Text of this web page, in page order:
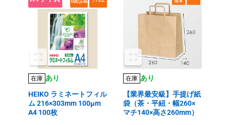
在庫 あり
HEIKO ラミネートフィル
ム 216×303mm 100μm
A4 100枚
在庫 あり
【業界最安級】手提げ紙
袋（茶・平紐・幅260×
マチ140×高さ260mm）